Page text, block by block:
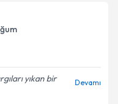
yıkan bir
Devamı